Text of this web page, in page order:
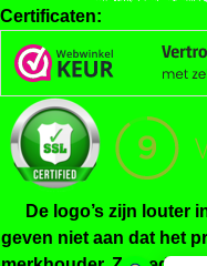
Certificaten:
De logo’s zijn louter
geven niet aan dat het